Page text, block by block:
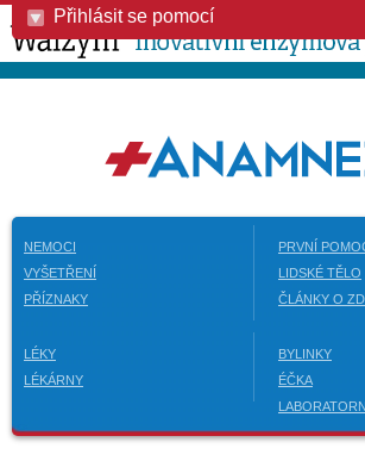
Přihlásit se pomocí
NEMOCI
VYŠETŘENÍ
PŘÍZNAKY
PRVNÍ
LIDSKÉ TĚLO
ČLÁNKY O
LÉKY
LÉKÁRNY
BYLINKY
ÉČKA